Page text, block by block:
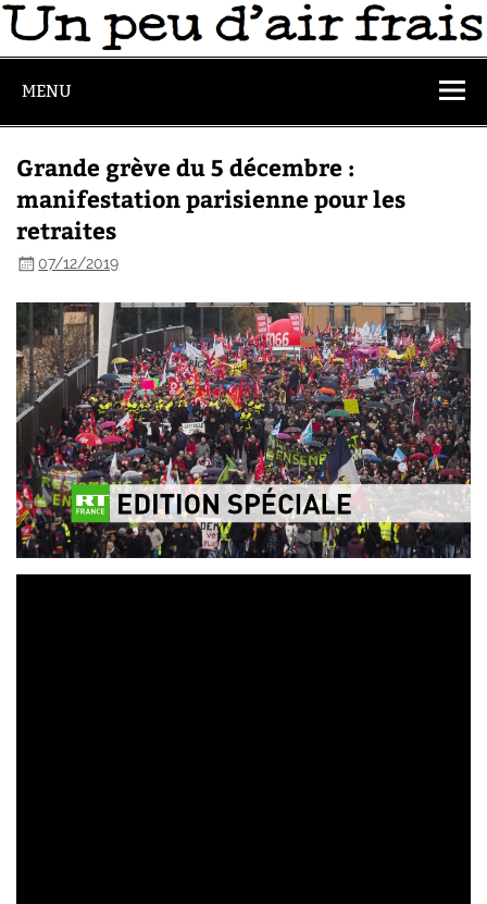
MENU
Grande grève du 5 décembre :
manifestation parisienne pour les
retraites
07/12/2019